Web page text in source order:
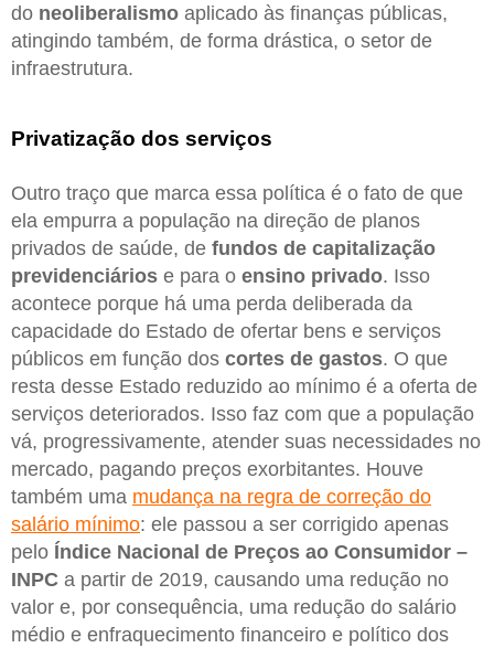
do neoliberalismo aplicado às finanças públicas,
atingindo também, de forma drástica, o setor de
infraestrutura.
Privatização dos serviços
Outro traço que marca essa política é o fato de que
ela empurra a população na direção de planos
privados de saúde, de fundos de capitalização
previdenciários e para o ensino privado. Isso
acontece porque há uma perda deliberada da
capacidade do Estado de ofertar bens e serviços
públicos em função dos cortes de gastos. O que
resta desse Estado reduzido ao mínimo é a oferta de
serviços deteriorados. Isso faz com que a população
vá, progressivamente, atender suas necessidades no
mercado, pagando preços exorbitantes. Houve
também uma mudança na regra de correção do
salário mínimo: ele passou a ser corrigido apenas
pelo Índice Nacional de Preços ao Consumidor –
INPC a partir de 2019, causando uma redução no
valor e, por consequência, uma redução do salário
médio e enfraquecimento financeiro e político dos